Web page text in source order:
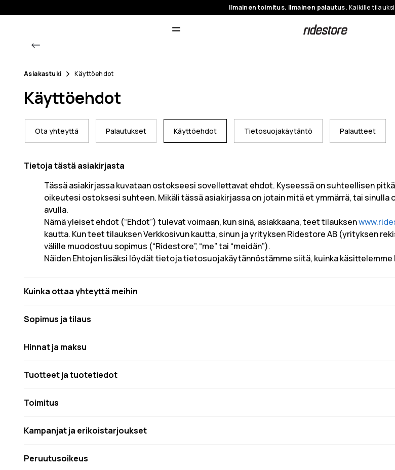
Ilmainen toimitus. Ilmainen palautus. Kaikille
Asiakastuki Käyttöehdot
Käyttöehdot
Ota yhteyttä Palautukset Käyttöehdot Tietosuojakäytäntö Palautteet
Tietoja tästä asiakirjasta
Tässä asiakirjassa kuvataan ostokseesi sovellettavat ehdot. Kyseessä on suhteellisen
oikeutesi ostoksesi suhteen. Mikäli tässä asiakirjassa on jotain mitä et ymmärrä, tai
avulla.
Nämä yleiset ehdot (“Ehdot”) tulevat voimaan, kun sinä, asiakkaana, teet tilauksen
kautta. Kun teet tilauksen Verkkosivun kautta, sinun ja yrityksen Ridestore AB (yrityksen
välille muodostuu sopimus (“Ridestore”, “me” tai “meidän”).
Näiden Ehtojen lisäksi löydät tietoja tietosuojakäytännöstämme siitä, kuinka
Kuinka ottaa yhteyttä meihin
Sopimus ja tilaus
Hinnat ja maksu
Tuotteet ja tuotetiedot
Toimitus
Kampanjat ja erikoistarjoukset
Peruutusoikeus